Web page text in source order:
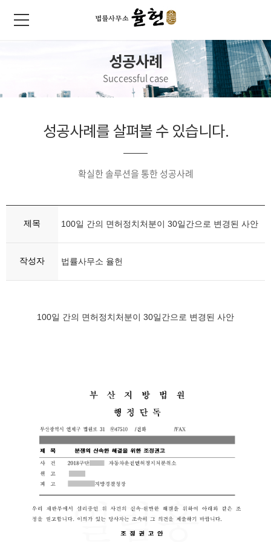
성공사례
Successful case
성공사례를 살펴볼 수 있습니다.
확실한 솔루션을 통한 성공사례
제목 100일 간의 면허정치처분이 30일간으로 변경된 사안
작성자 법률사무소 율헌
100일 간의 면허정치처분이 30일간으로 변경된 사안